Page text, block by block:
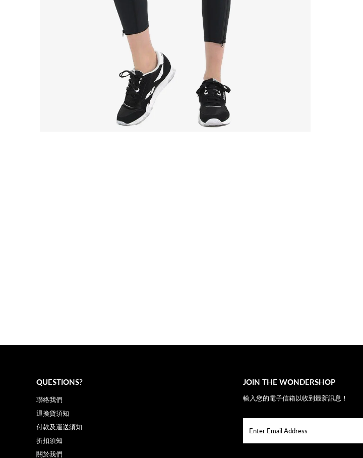
QUESTIONS?
聯絡我們
退換貨須知
付款及運送須知
折扣須知
關於我們
JOIN THE WONDERSHOP
輸入您的電子信箱以收到最新訊息！